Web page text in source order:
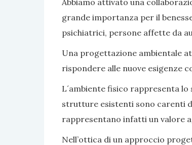
Abbiamo attivato una
grande importanza per il
psichiatrici, persone affette da
Una progettazione ambientale
rispondere alle nuove esigenze
L´ambiente fisico rappresenta
strutture esistenti sono carenti
rappresentano infatti un valore
Nell’ottica di un approccio